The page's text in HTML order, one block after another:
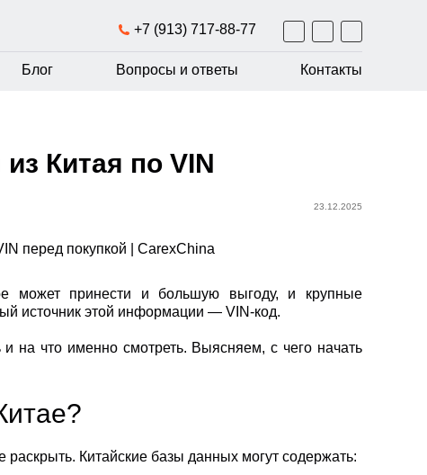
+7 (913) 717-88-77
Блог Вопросы и ответы Контакты
Китая по VIN
23.12.2025
может принести и большую выгоду, и крупные
источник этой информации — VIN-код.
на что именно смотреть. Выясняем, с чего начать
Китайские базы данных могут содержать: